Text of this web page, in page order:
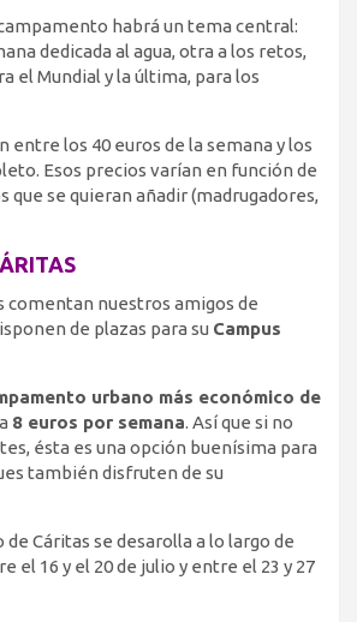
habrá un tema central:
dedicada al agua, otra a los retos,
el Mundial y la última, para los
entre los 40 euros de la semana y los
Esos precios varían en función de
que se quieran añadir (madrugadores,
comentan nuestros amigos de
de plazas para su Campus
urbano más económico de
8 euros por semana. Así que si no
ésta es una opción buenísima para
también disfruten de su
de Cáritas se desarolla a lo largo de
el 16 y el 20 de julio y entre el 23 y 27